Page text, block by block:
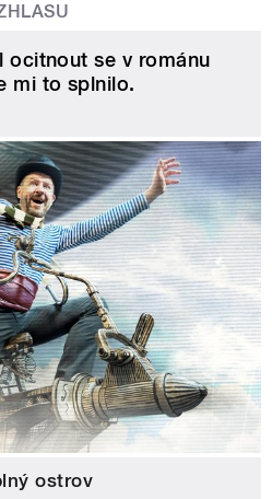
ocitnout se v románu
mi to splnilo.
ostrov